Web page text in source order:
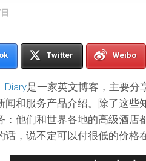
Twitter Weibo
Diary是一家英文博客，主要分
闻和服务产品介绍。除了这些
：他们和世界各地的高级酒店
话，说不定可以付很低的价格